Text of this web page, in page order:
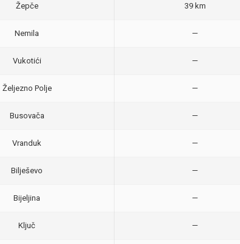
Žepče 39 km
Nemila —
Vukotići —
Željezno Polje —
Busovača —
Vranduk —
Bilješevo —
Bijeljina —
Ključ —